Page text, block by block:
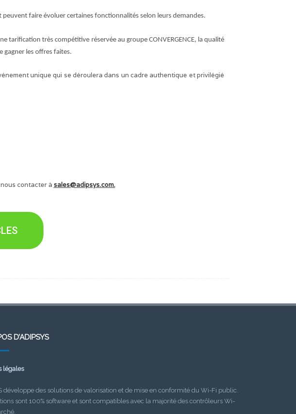
faire évoluer certaines fonctionnalités selon leurs demandes.
tarification très compétitive réservée au groupe CONVERGENCE, la qualité
gagner les offres faites.
unique qui se déroulera dans un cadre authentique et privilégié
contacter à sales@adipsys.com.
D’ADIPSYS
légales
développe des solutions de valorisation et de mise en conformité du Wi-Fi public.
sont 100% software et sont compatibles avec la majorité des contrôleurs Wi-